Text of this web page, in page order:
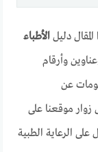
دليلالأطباء
وأرقام
عن
موقعنا على
الرعاية الطبية